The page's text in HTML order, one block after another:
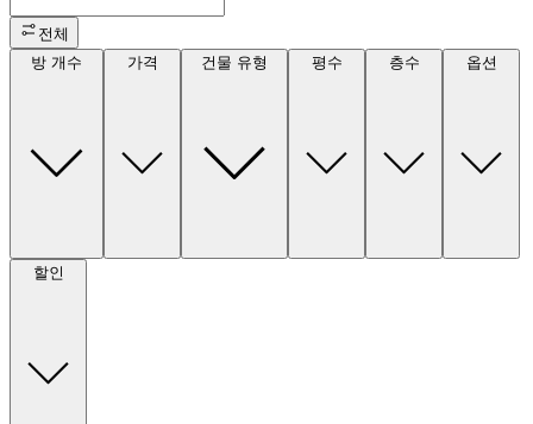
전체
방 개수
가격 건물 유형 평수 층수 옵션
할인